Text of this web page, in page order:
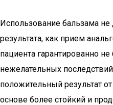
Использование бальзама не
результата, как прием
пациента гарантированно
нежелательных
положительный результат
основе более стойкий и